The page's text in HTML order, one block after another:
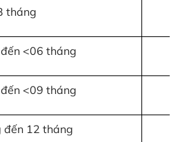
tháng
<06 tháng
<09 tháng
đến 12 tháng